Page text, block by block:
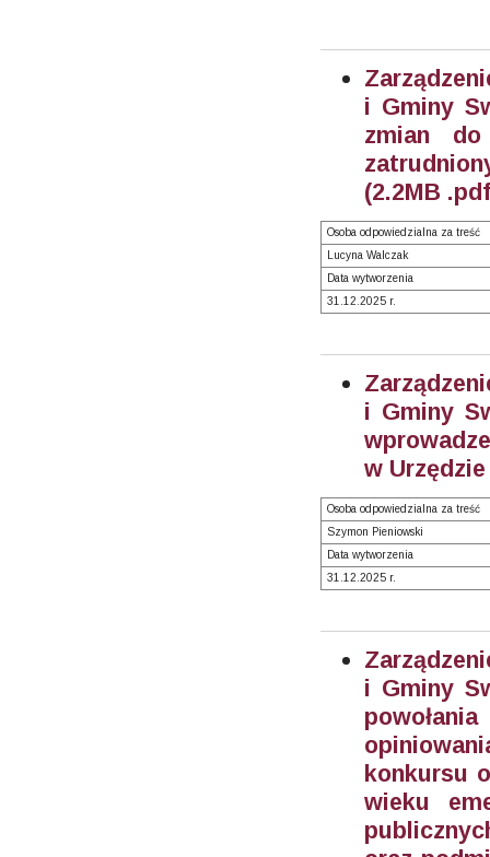
i Gminy
zmian do
(2.2MB
Osoba odpowiedzialna za treść
Lucyna Walczak
Data wytworzenia
31.12.2025 r.
i Gminy
w
Osoba odpowiedzialna za treść
Szymon Pieniowski
Data wytworzenia
31.12.2025 r.
i Gminy
konkursu
wieku